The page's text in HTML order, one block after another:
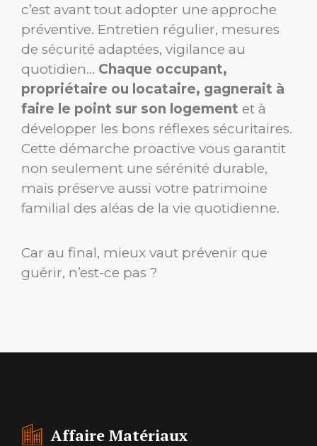
c’est avant tout adopter une approche
préventive. Entretien régulier, mesures
de sécurité adaptées, vigilance au
quotidien… Chaque occupant,
propriétaire ou locataire, gagnerait à
faire le point sur son logement et à
développer les bons réflexes sécuritaires.
Cette démarche proactive vous garantit
non seulement une sérénité durable,
mais préserve aussi votre patrimoine
familial des aléas de la vie quotidienne.
Car au final, mieux vaut prévenir que
guérir, n’est-ce pas ?
Affaire Matériaux